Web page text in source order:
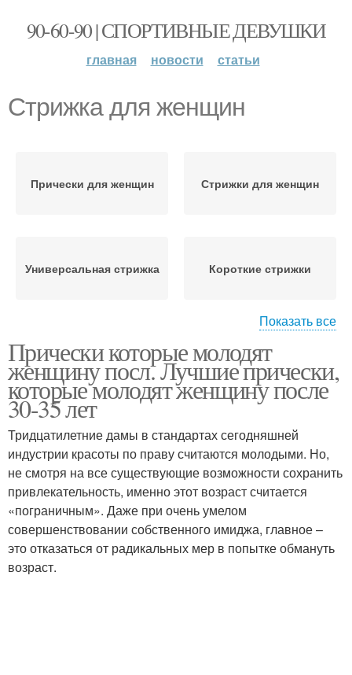
90-60-90 | СПОРТИВНЫЕ ДЕВУШКИ
главная новости статьи
Стрижка для женщин
Прически для женщин Стрижки для женщин
Универсальная стрижка Короткие стрижки
Волосы для женщин
Показать все
Прически которые молодят
женщину посл. Лучшие прически,
которые молодят женщину после
30-35 лет
Тридцатилетние дамы в стандартах сегодняшней
индустрии красоты по праву считаются молодыми. Но,
не смотря на все существующие возможности сохранить
привлекательность, именно этот возраст считается
«пограничным». Даже при очень умелом
совершенствовании собственного имиджа, главное –
это отказаться от радикальных мер в попытке обмануть
возраст.